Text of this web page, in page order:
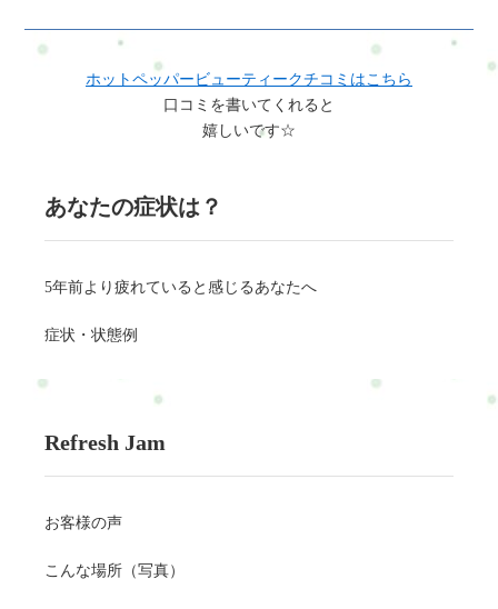
ホットペッパービューティークチコミはこちら
口コミを書いてくれると
嬉しいです☆
あなたの症状は？
5年前より疲れていると感じるあなたへ
症状・状態例
Refresh Jam
お客様の声
こんな場所（写真）